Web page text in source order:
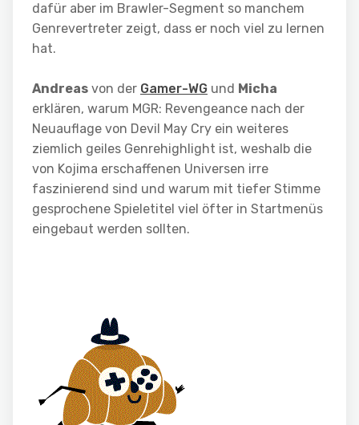
dafür aber im Brawler-Segment so manchem
Genrevertreter zeigt, dass er noch viel zu lernen
hat.
Andreas von der Gamer-WG und Micha
erklären, warum MGR: Revengeance nach der
Neuauflage von Devil May Cry ein weiteres
ziemlich geiles Genrehighlight ist, weshalb die
von Kojima erschaffenen Universen irre
faszinierend sind und warum mit tiefer Stimme
gesprochene Spieletitel viel öfter in Startmenüs
eingebaut werden sollten.